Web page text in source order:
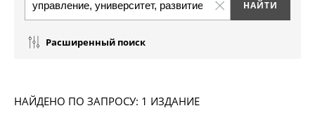
Расширенный поиск
НАЙДЕНО ПО ЗАПРОСУ: 1 ИЗДАНИЕ